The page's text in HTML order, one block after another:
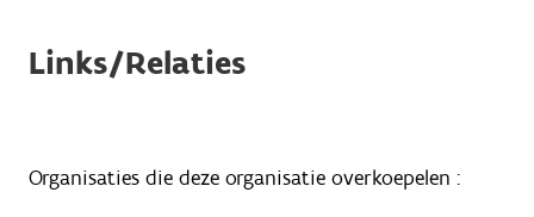
Links/Relaties
Organisaties die deze organisatie overkoepelen :